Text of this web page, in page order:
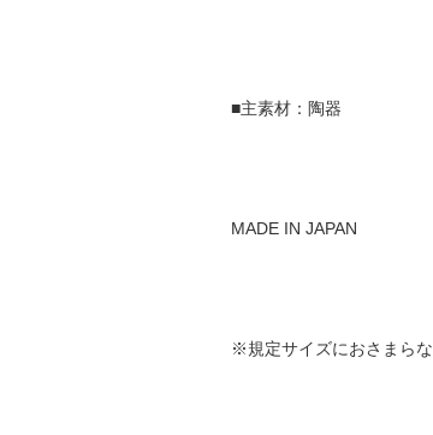
■主素材：陶器
MADE IN JAPAN
※規定サイズにおさまら